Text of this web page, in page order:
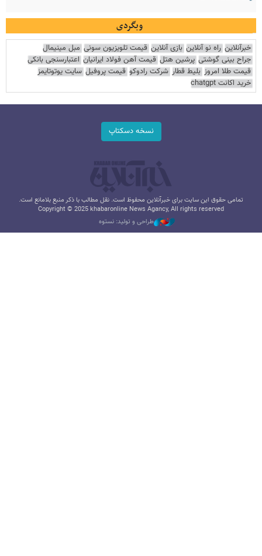
وبگردی
خبرآنلاین راه نو آنلاین بازی آنلاین قیمت تلویزیون سونی مبل مینیمال
جراح بینی گوشتی پرشین هتل قیمت آهن فولاد ایرانیان اعتبارسنجی بانکی
قیمت طلا امروز بلیط قطار شرکت رادوکو قیمت پروفیل سایت یوتوتایمز
خرید اکانت chatgpt
نسخه دسکتاپ
تمامی حقوق این سایت برای خبرآنلاین محفوظ است. نقل مطالب با ذکر منبع بلامانع است.
Copyright © 2025 khabaronline News Agancy, All rights reserved
طراحی و تولید: نستوه